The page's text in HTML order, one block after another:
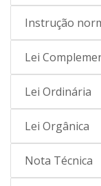
Instrução
Lei
Lei Ordinária
Lei Orgânica
Nota Técnica